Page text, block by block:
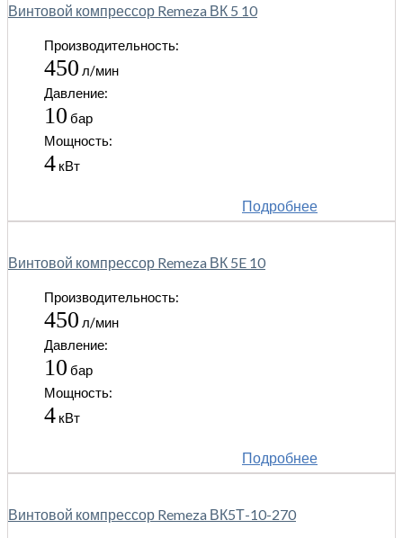
Винтовой компрессор Remeza ВК 5 10
Производительность:
450 л/мин
Давление:
10 бар
Мощность:
4 кВт
Подробнее
Винтовой компрессор Remeza ВК 5E 10
Производительность:
450 л/мин
Давление:
10 бар
Мощность:
4 кВт
Подробнее
Винтовой компрессор Remeza ВК5Т-10-270